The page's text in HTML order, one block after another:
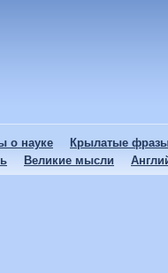
о науке Крылатые
Великие мысли